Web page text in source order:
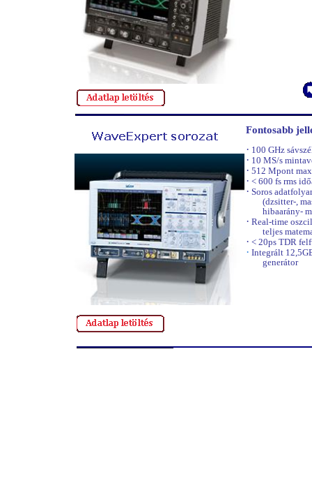
Fontosabb
· 100 GHz
· 10 MS/s
· 512 Mpont
· < 600 fs rms
· Soros
(dzsitter-,
hibaarány-
· Real-time
teljes
· < 20ps TDR
· Integrált
generátor